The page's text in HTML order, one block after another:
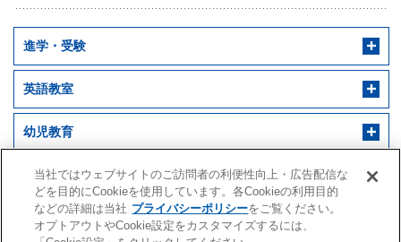
進学・受験
英語教室
幼児教育
幼児教室サンキッズ
医学部予備校
野田クルゼ
当社ではウェブサイトのご訪問者の利便性向上・広告配信な
どを目的にCookieを使用しています。各Cookieの利用目的
などの詳細は当社 プライバシーポリシーをご覧ください。
オプトアウトやCookie設定をカスタマイズするには、